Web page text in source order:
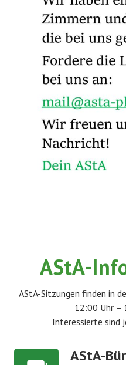
AStA-
AStA-Sitzungen finden in
12:00 Uhr –
Interessierte sind
AStA-